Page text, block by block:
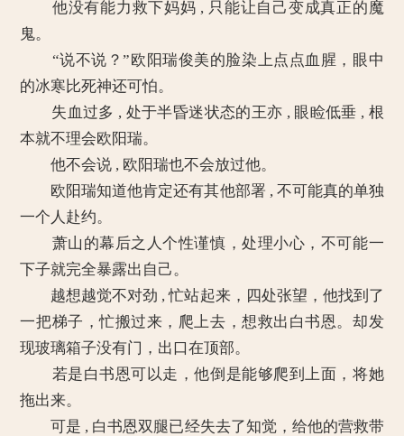
他没有能力救下妈妈 , 只能让自己变成真正的魔
鬼。
“说不说？”欧阳瑞俊美的脸染上点点血腥，眼中
的冰寒比死神还可怕。
失血过多 , 处于半昏迷状态的王亦 , 眼睑低垂 , 根
本就不理会欧阳瑞。
他不会说 , 欧阳瑞也不会放过他。
欧阳瑞知道他肯定还有其他部署 , 不可能真的单独
一个人赴约。
萧山的幕后之人个性谨慎，处理小心，不可能一
下子就完全暴露出自己。
越想越觉不对劲 , 忙站起来，四处张望，他找到了
一把梯子，忙搬过来，爬上去，想救出白书恩。却发
现玻璃箱子没有门，出口在顶部。
若是白书恩可以走，他倒是能够爬到上面，将她
拖出来。
可是 , 白书恩双腿已经失去了知觉，给他的营救带